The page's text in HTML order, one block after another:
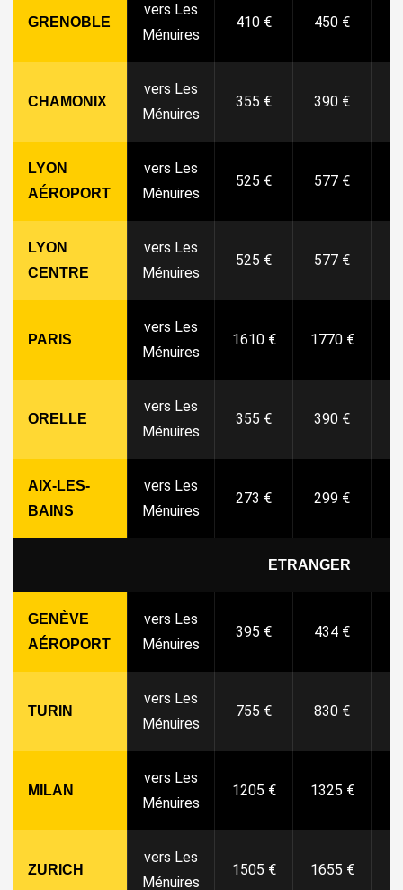
GRENOBLE
vers Les
Ménuires
410 € 450 €
CHAMONIX
vers Les
Ménuires
355 € 390 €
LYON
AÉROPORT
vers Les
Ménuires
525 € 577 €
LYON
CENTRE
vers Les
Ménuires
525 € 577 €
PARIS
vers Les
Ménuires
1610 € 1770 €
ORELLE
vers Les
Ménuires
355 € 390 €
AIX-LES-
BAINS
vers Les
Ménuires
273 € 299 €
ETRANGER
GENÈVE
AÉROPORT
vers Les
Ménuires
395 € 434 €
TURIN
vers Les
Ménuires
755 € 830 €
MILAN
vers Les
Ménuires
1205 € 1325 €
ZURICH
vers Les
Ménuires
1505 € 1655 €